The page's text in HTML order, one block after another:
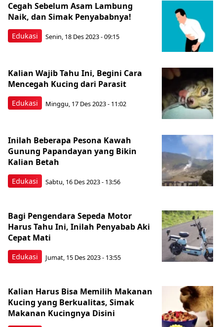
Edukasi
Cegah Sebelum Asam Lambung
Naik, dan Simak Penyababnya!
Senin, 18 Des 2023 - 09:15
Edukasi
Kalian Wajib Tahu Ini, Begini Cara
Mencegah Kucing dari Parasit
Minggu, 17 Des 2023 - 11:02
Edukasi
Inilah Beberapa Pesona Kawah
Gunung Papandayan yang Bikin
Kalian Betah
Sabtu, 16 Des 2023 - 13:56
Edukasi
Bagi Pengendara Sepeda Motor
Harus Tahu Ini, Inilah Penyabab Aki
Cepat Mati
Jumat, 15 Des 2023 - 13:55
Kalian Harus Bisa Memilih Makanan
Kucing yang Berkualitas, Simak
Makanan Kucingnya Disini